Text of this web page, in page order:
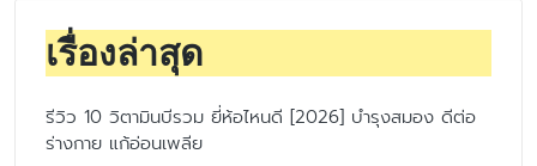
เรื่องล่าสุด
รีวิว 10 วิตามินบีรวม ยี่ห้อไหนดี [2026] บำรุงสมอง ดีต่อ
ร่างกาย แก้อ่อนเพลีย